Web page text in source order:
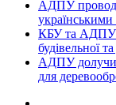
АДПУ
КБУ та АДПУ
будівельної
АДПУ
для